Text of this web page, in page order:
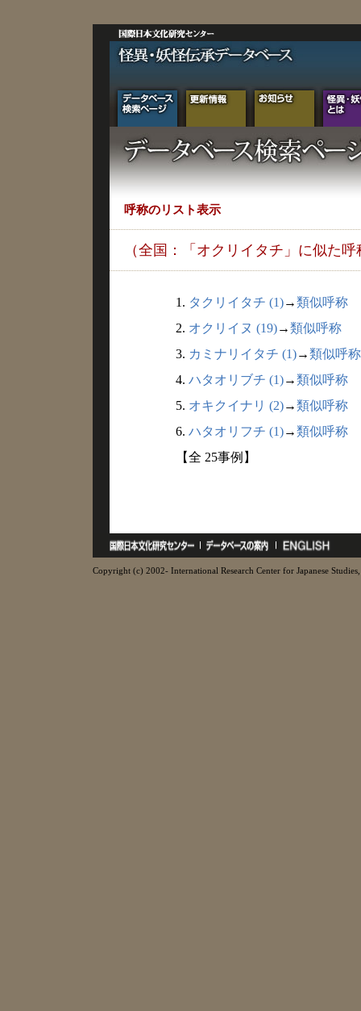
呼称のリスト表示
（全国：「オクリイタチ」に似た呼
1. タクリイタチ (1)→類似呼称
2. オクリイヌ (19)→類似呼称
3. カミナリイタチ (1)→類似呼称
4. ハタオリブチ (1)→類似呼称
5. オキクイナリ (2)→類似呼称
6. ハタオリフチ (1)→類似呼称
【全 25事例】
Copyright (c) 2002- International Research Center for Japanese